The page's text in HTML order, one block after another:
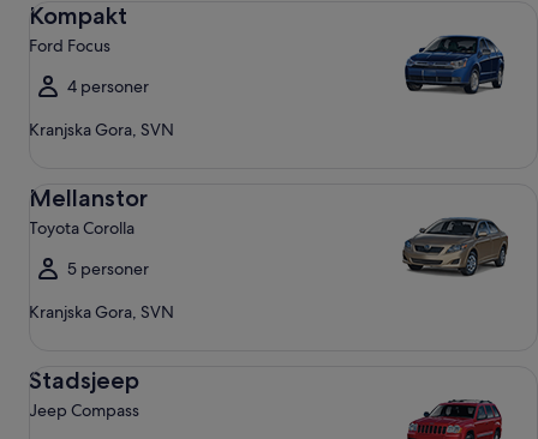
Kompakt
Ford Focus
4 personer
Kranjska Gora, SVN
Mellanstor
Toyota Corolla
5 personer
Kranjska Gora, SVN
Stadsjeep
Jeep Compass